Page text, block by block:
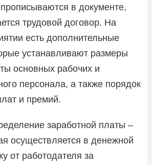
в документе,
трудовой договор. На
есть дополнительные
устанавливают размеры
основных рабочих и
персонала, а также порядок
и премий.
заработной платы –
осуществляется в денежной
от работодателя за